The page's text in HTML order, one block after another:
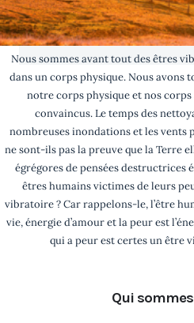
Nous sommes avant tout des êtres
dans un corps physique. Nous avons
notre corps physique et nos
convaincus. Le temps des
nombreuses inondations et les vents
ne sont-ils pas la preuve que la Terre
égrégores de pensées destructrices
êtres humains victimes de leurs
vibratoire ? Car rappelons-le, l’être
vie, énergie d’amour et la peur est
qui a peur est certes un être
Qui